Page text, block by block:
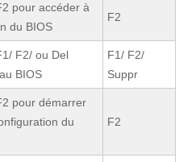
pour accéder à
du BIOS
F2
F2/ ou Del
BIOS
F1/ F2/
Suppr
pour démarrer
du
F2